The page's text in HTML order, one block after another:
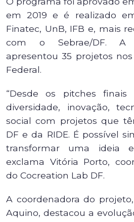
em 2019 e é realizado
Finatec, UnB, IFB e, mais
com o Sebrae/DF. A
apresentou 35 projetos
Federal.
“Desde os pitches finais
diversidade, inovação,
social com projetos que
DF e da RIDE. É possível
transformar uma ideia
exclama Vitória Porto,
do Cocreation Lab DF.
A coordenadora do
Aquino, destacou a